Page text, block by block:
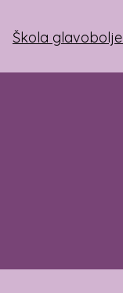
Škola glavobolje